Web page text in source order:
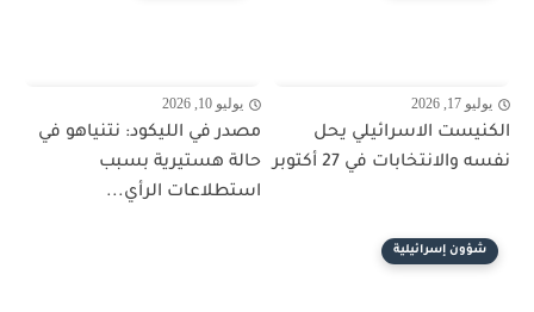
يوليو 17, 2026
الكنيست الاسرائيلي يحل
نفسه والانتخابات في 27 أكتوبر
يوليو 10, 2026
مصدر في الليكود: نتنياهو في
حالة هستيرية بسبب
استطلاعات الرأي...
شؤون إسرائيلية